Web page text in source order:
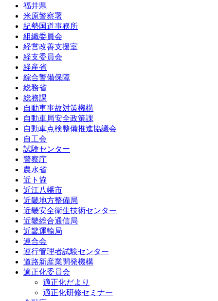
福井県
米原警察署
紀勢国道事務所
組織委員会
経営改善支援室
経支委員会
経産省
綜合警備保障
総務省
総務課
自動車事故対策機構
自動車局安全政策課
自動車点検整備推進協議会
自工会
試験センター
警察庁
農水省
近ト協
近江八幡市
近畿地方整備局
近畿安全衛生技術センター
近畿総合通信局
近畿運輸局
連合会
運行管理者試験センター
道路新産業開発機構
適正化委員会
適正化だより
適正化研修セミナー